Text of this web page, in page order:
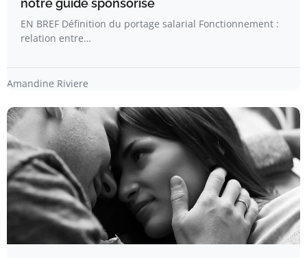
notre guide sponsorisé
EN BREF Définition du portage salarial Fonctionnement :
relation entre…
Amandine Riviere